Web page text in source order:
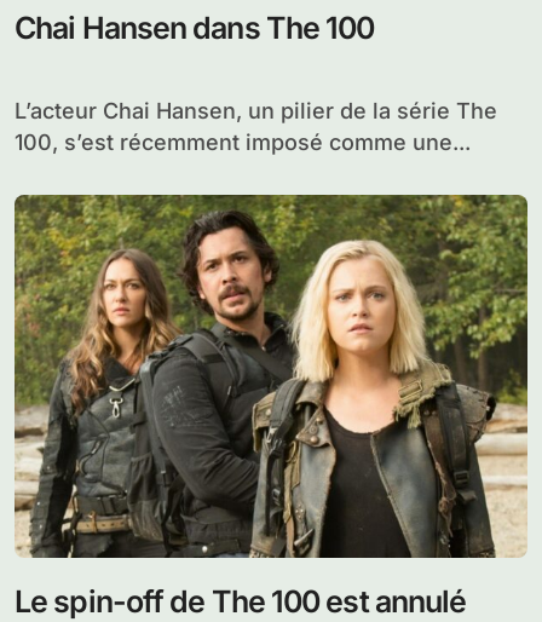
Chai Hansen dans The 100
L’acteur Chai Hansen, un pilier de la série The
100, s’est récemment imposé comme une...
Le spin-off de The 100 est annulé